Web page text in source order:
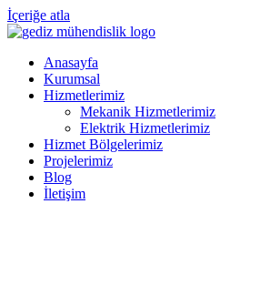
İçeriğe atla
Anasayfa
Kurumsal
Hizmetlerimiz
Mekanik Hizmetlerimiz
Elektrik Hizmetlerimiz
Hizmet Bölgelerimiz
Projelerimiz
Blog
İletişim